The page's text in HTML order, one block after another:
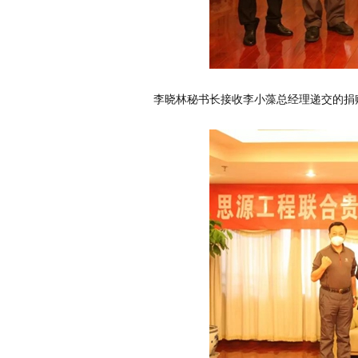
李晓林秘书长接收李小藻总经理递交的捐